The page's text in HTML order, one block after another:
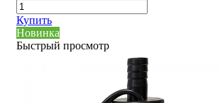
Купить
Новинка
Быстрый просмотр